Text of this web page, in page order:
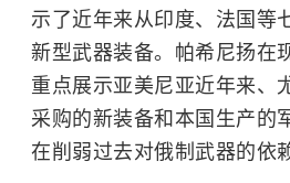
示了近年来从印度、法国等
新型武器装备。帕希尼扬在
重点展示亚美尼亚近年来、
采购的新装备和本国生产的
在削弱过去对俄制武器的依